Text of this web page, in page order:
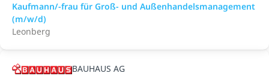
Kaufmann/-frau für Groß- und Außenhandelsmanagement
(m/w/d)
Leonberg
BAUHAUS AG